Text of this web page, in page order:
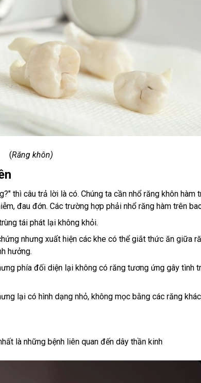
(Răng khôn)
thì câu trả lời là có. Chúng ta cần nhổ răng khôn hàm
đau đớn. Các trường hợp phải nhổ răng hàm trên
tái phát lại không khỏi.
nhưng xuất hiện các khe có thể giắt thức ăn giữa
hưởng.
phía đối diện lại không có răng tương ứng gây tình
lại có hình dạng nhỏ, không mọc bằng các răng
là những bệnh liên quan đến dây thần kinh